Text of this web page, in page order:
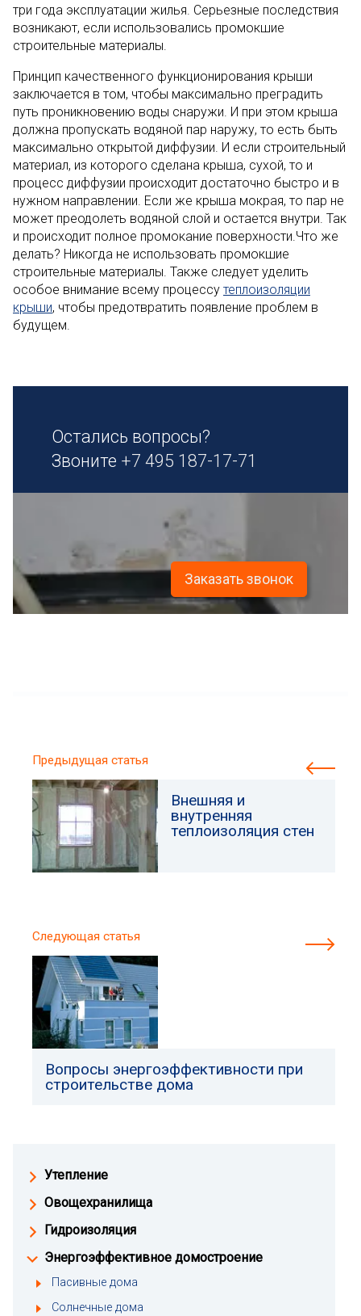
три года эксплуатации жилья. Серьезные последствия
возникают, если использовались промокшие
строительные материалы.
Принцип качественного функционирования крыши
заключается в том, чтобы максимально преградить
путь проникновению воды снаружи. И при этом крыша
должна пропускать водяной пар наружу, то есть быть
максимально открытой диффузии. И если строительный
материал, из которого сделана крыша, сухой, то и
процесс диффузии происходит достаточно быстро и в
нужном направлении. Если же крыша мокрая, то пар не
может преодолеть водяной слой и остается внутри. Так
и происходит полное промокание поверхности.Что же
делать? Никогда не использовать промокшие
строительные материалы. Также следует уделить
особое внимание всему процессу теплоизоляции
крыши, чтобы предотвратить появление проблем в
будущем.
Остались вопросы?
Звоните +7 495 187-17-71
Заказать звонок
Утепление
Овощехранилища
Гидроизоляция
Энергоэффективное домостроение
Пасивные дома
Солнечные дома
Предыдущая статья
Внешняя и
внутренняя
теплоизоляция стен
Следующая статья
Вопросы энергоэффективности при
строительстве дома